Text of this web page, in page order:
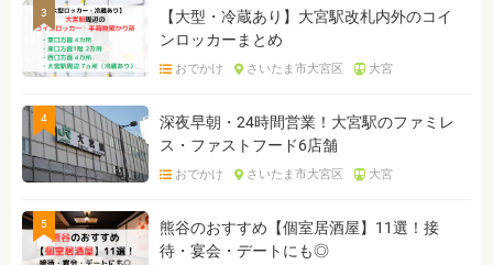
3
【大型・冷蔵あり】大宮駅改札内外のコイ
ンロッカーまとめ
おでかけ さいたま市大宮区 大宮
4
深夜早朝・24時間営業！大宮駅のファミレ
ス・ファストフード6店舗
おでかけ さいたま市大宮区 大宮
5
熊谷のおすすめ【個室居酒屋】11選！接
待・宴会・デートにも◎